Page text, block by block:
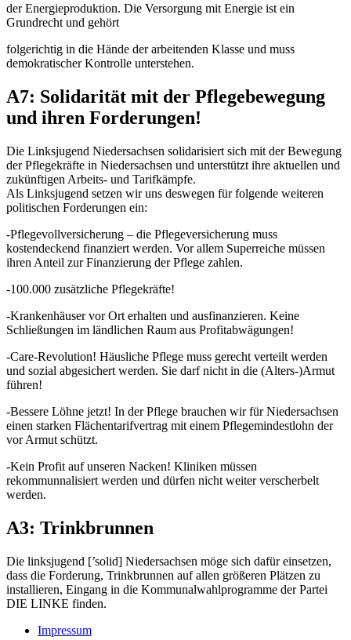
der Energieproduktion. Die Versorgung mit Energie ist ein
Grundrecht und gehört
folgerichtig in die Hände der arbeitenden Klasse und muss
demokratischer Kontrolle unterstehen.
A7: Solidarität mit der Pflegebewegung
und ihren Forderungen!
Die Linksjugend Niedersachsen solidarisiert sich mit der Bewegung
der Pflegekräfte in Niedersachsen und unterstützt ihre aktuellen und
zukünftigen Arbeits- und Tarifkämpfe.
Als Linksjugend setzen wir uns deswegen für folgende weiteren
politischen Forderungen ein:
-Pflegevollversicherung – die Pflegeversicherung muss
kostendeckend finanziert werden. Vor allem Superreiche müssen
ihren Anteil zur Finanzierung der Pflege zahlen.
-100.000 zusätzliche Pflegekräfte!
-Krankenhäuser vor Ort erhalten und ausfinanzieren. Keine
Schließungen im ländlichen Raum aus Profitabwägungen!
-Care-Revolution! Häusliche Pflege muss gerecht verteilt werden
und sozial abgesichert werden. Sie darf nicht in die (Alters-)Armut
führen!
-Bessere Löhne jetzt! In der Pflege brauchen wir für Niedersachsen
einen starken Flächentarifvertrag mit einem Pflegemindestlohn der
vor Armut schützt.
-Kein Profit auf unseren Nacken! Kliniken müssen
rekommunnalisiert werden und dürfen nicht weiter verscherbelt
werden.
A3: Trinkbrunnen
Die linksjugend [’solid] Niedersachsen möge sich dafür einsetzen,
dass die Forderung, Trinkbrunnen auf allen größeren Plätzen zu
installieren, Eingang in die Kommunalwahlprogramme der Partei
DIE LINKE finden.
Impressum